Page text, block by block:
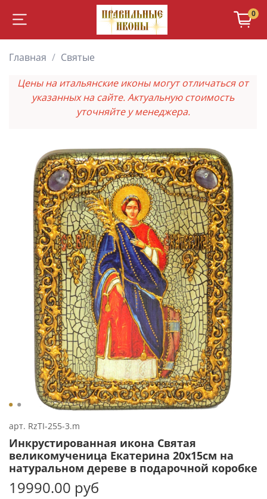
0
Главная
Святые
Цены на итальянские иконы могут отличаться от
указанных на сайте. Актуальную стоимость
уточняйте у менеджера.
арт. RzTI-255-3.m
Инкрустированная икона Святая
великомученица Екатерина 20х15см на
натуральном дереве в подарочной коробке
19990.00 руб